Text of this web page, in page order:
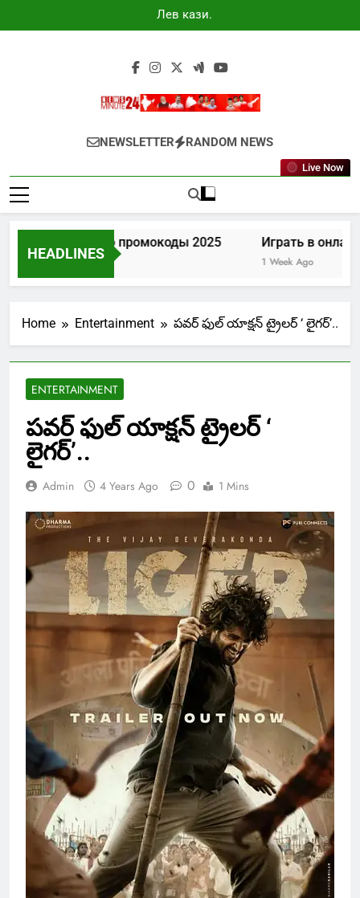
to
Лев казино
промокоды
Newsminute24
Get All Updated Telugu News
NEWSLETTER RANDOM NEWS
Live Now
HEADLINES
Лев казино промокоды 2025
4 Days Ago
Играть в
1 Week Ago
Home Entertainment పవర్ ఫుల్ యాక్షన్ ట్రైలర్ ‘ లైగర్’..
ENTERTAINMENT
పవర్ ఫుల్ యాక్షన్ ట్రైలర్ ‘
లైగర్’..
Admin 4 Years Ago 0 1 Mins